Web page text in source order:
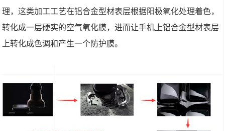
理，这类加工工艺在铝合金型材表层根据阳极氧化处理着色，
转化成一层硬实的空气氧化膜，进而让手机上铝合金型材表层
上转化成色调和产生一个防护膜。